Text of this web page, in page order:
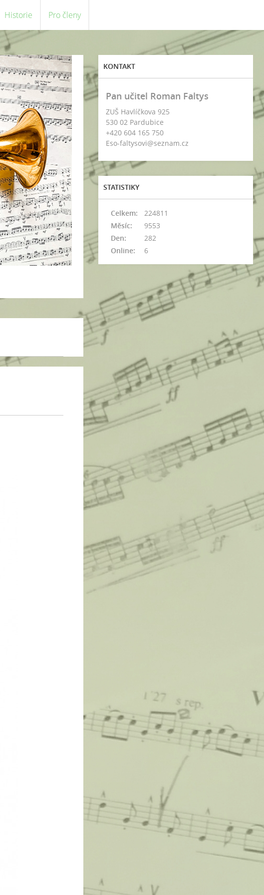
Historie Pro členy
KONTAKT
Pan učitel Roman Faltys
ZUŠ Havlíčkova 925
530 02 Pardubice
+420 604 165 750
Eso-faltysovi@seznam.cz
STATISTIKY
Online: 6
Celkem:
224811
Měsíc:
9553
Den:
282